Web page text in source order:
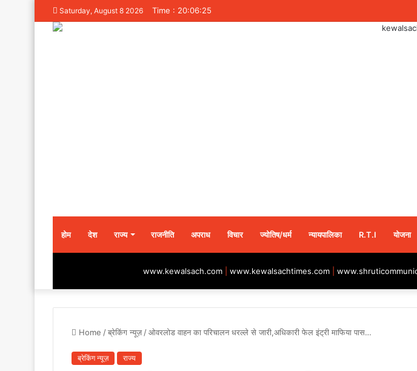
Saturday, August 8 2026 Time : 20:06:25
होम देश राज्य राजनीति अपराध विचार ज्योतिष/धर्म न्यायपालिका R.T.I योजना
www.kewalsach.com www.kewalsachtimes.com
Home /ब्रेकिंग न्यूज़ /ओवरलोड वाहन का परिचालन धरल्ले से जारी,अधिकारी फेल इंट्री माफिया पास…
ब्रेकिंग न्यूज़ राज्य